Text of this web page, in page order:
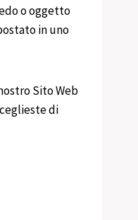
o oggetto
in uno
Sito Web
di